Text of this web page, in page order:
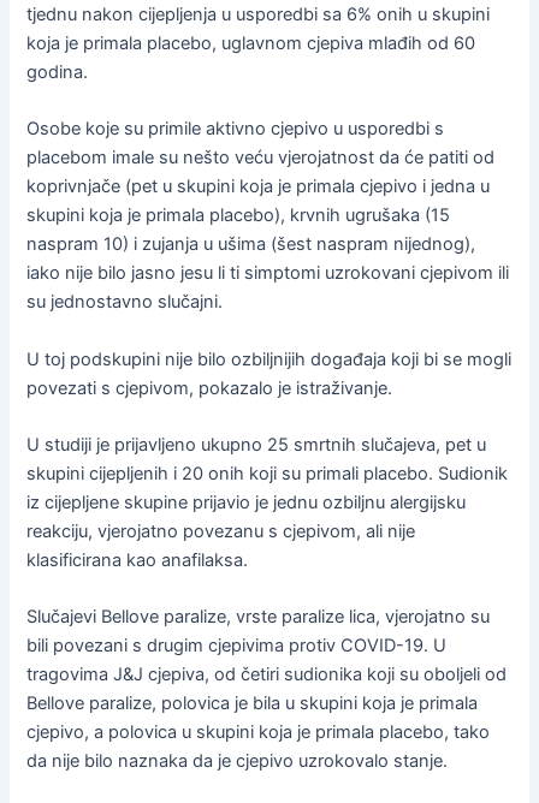
tjednu nakon cijepljenja u usporedbi sa 6% onih u skupini
koja je primala placebo, uglavnom cjepiva mlađih od 60
godina.
Osobe koje su primile aktivno cjepivo u usporedbi s
placebom imale su nešto veću vjerojatnost da će patiti od
koprivnjače (pet u skupini koja je primala cjepivo i jedna u
skupini koja je primala placebo), krvnih ugrušaka (15
naspram 10) i zujanja u ušima (šest naspram nijednog),
iako nije bilo jasno jesu li ti simptomi uzrokovani cjepivom ili
su jednostavno slučajni.
U toj podskupini nije bilo ozbiljnijih događaja koji bi se mogli
povezati s cjepivom, pokazalo je istraživanje.
U studiji je prijavljeno ukupno 25 smrtnih slučajeva, pet u
skupini cijepljenih i 20 onih koji su primali placebo. Sudionik
iz cijepljene skupine prijavio je jednu ozbiljnu alergijsku
reakciju, vjerojatno povezanu s cjepivom, ali nije
klasificirana kao anafilaksa.
Slučajevi Bellove paralize, vrste paralize lica, vjerojatno su
bili povezani s drugim cjepivima protiv COVID-19. U
tragovima J&J cjepiva, od četiri sudionika koji su oboljeli od
Bellove paralize, polovica je bila u skupini koja je primala
cjepivo, a polovica u skupini koja je primala placebo, tako
da nije bilo naznaka da je cjepivo uzrokovalo stanje.